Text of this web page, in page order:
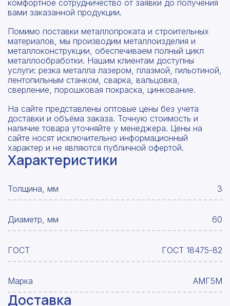
комфортное сотрудничество от заявки до получения
вами заказанной продукции.
Помимо поставки металлопроката и строительных
материалов, мы производим металлоизделия и
металлоконструкции, обеспечиваем полный цикл
металлообработки. Нашим клиентам доступны
услуги: резка металла лазером, плазмой, гильотиной,
лентопильным станком, сварка, вальцовка,
сверление, порошковая покраска, цинкование.
На сайте представлены оптовые цены без учета
доставки и объёма заказа. Точную стоимость и
наличие товара уточняйте у менеджера. Цены на
сайте носят исключительно информационный
характер и не являются публичной офертой.
Характеристики
Толщина, мм 3
Диаметр, мм 60
ГОСТ ГОСТ 18475-82
Марка АМГ5М
Доставка